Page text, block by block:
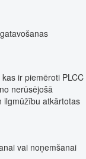
ir piemēroti PLCC
nerūsējošā
ilgmūžību atkārtotas
vai noņemšanai